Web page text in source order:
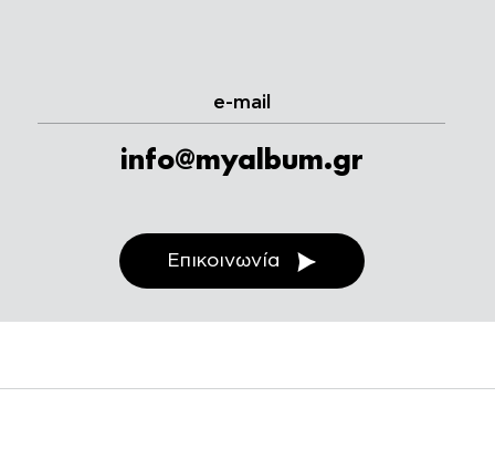
e-mail
info@myalbum.gr
Επικοινωνία